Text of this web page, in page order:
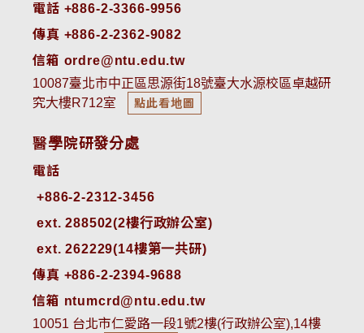
電話 +886-2-3366-9956
傳真 +886-2-2362-9082
信箱 ordre@ntu.edu.tw
10087臺北市中正區思源街18號臺大水源校區卓越研
究大樓R712室
點此看地圖
醫學院研發分處
電話
ext. 288502(2樓行政辦公室)
ext. 262229(14樓第一共研)
傳真 +886-2-2394-9688
信箱 ntumcrd@ntu.edu.tw
10051 台北市仁愛路一段1號2樓(行政辦公室),14樓